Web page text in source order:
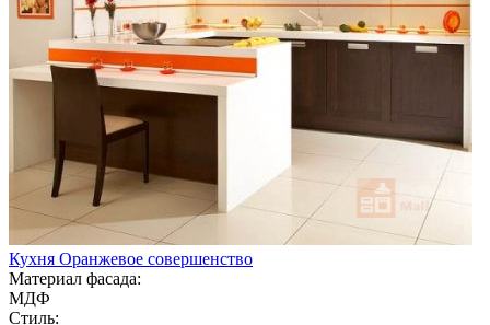
Кухня Оранжевое совершенство
Материал фасада:
МДФ
Стиль: